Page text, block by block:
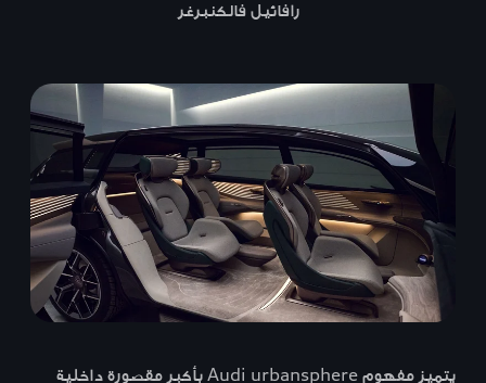
رافائيل فالكنبرغر
يتميز مفهوم Audi urbansphere بأكبر مقصورة داخلية